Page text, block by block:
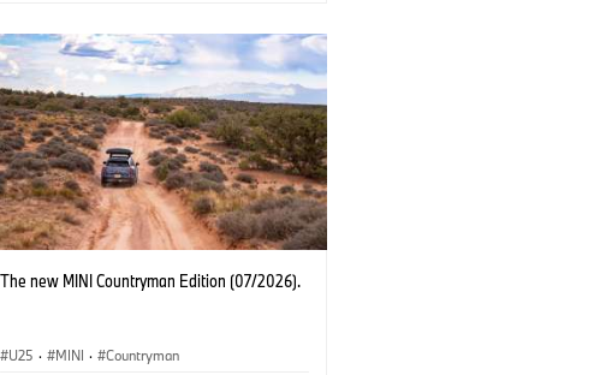
The new MINI Countryman Edition (07/2026).
U25 · MINI · Countryman